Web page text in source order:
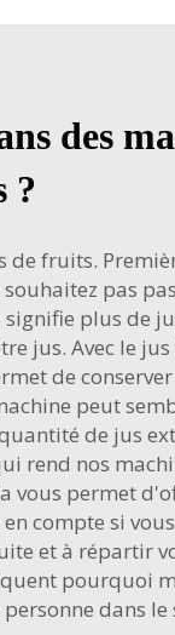
des
?
fruits.
pas
plus de
jus. Avec le
de
peut
de jus
rend nos
vous permet
compte si
et à répartir
pourquoi
dans le